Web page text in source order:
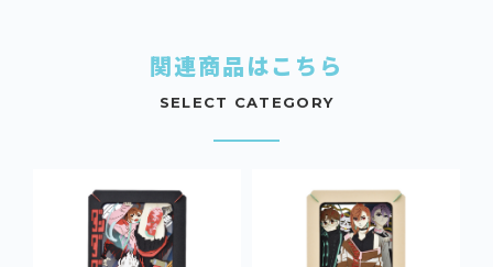
関連商品はこちら
SELECT CATEGORY